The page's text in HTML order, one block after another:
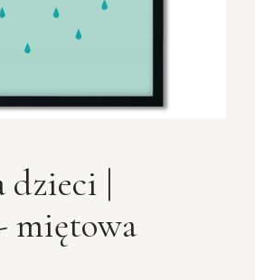
dzieci |
miętowa